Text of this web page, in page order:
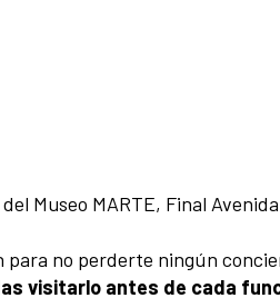
Museo MARTE, Final
no perderte ningún
visitarlo antes de cada